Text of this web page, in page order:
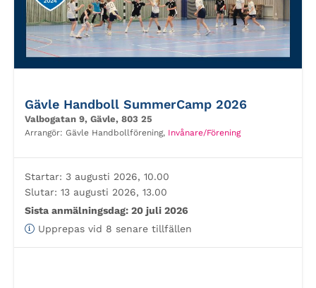
Gävle Handboll SummerCamp 2026
Valbogatan 9, Gävle, 803 25
Arrangör: Gävle Handbollförening, Invånare/Förening
Startar: 3 augusti 2026, 10.00
Slutar: 13 augusti 2026, 13.00
Sista anmälningsdag: 20 juli 2026
Upprepas vid 8 senare tillfällen